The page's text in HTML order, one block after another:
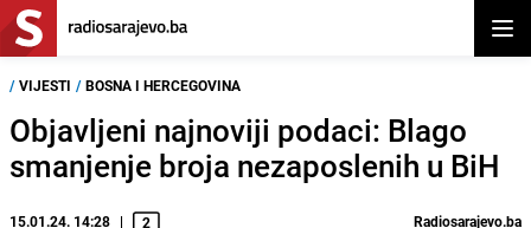
/ VIJESTI / BOSNA I HERCEGOVINA
Objavljeni najnoviji podaci: Blago
smanjenje broja nezaposlenih u BiH
15.01.24. 14:28 2 Radiosarajevo.ba